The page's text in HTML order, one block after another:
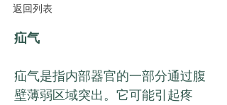
返回列表
疝气
疝气是指内部器官的一部分通过腹
壁薄弱区域突出。它可能引起疼